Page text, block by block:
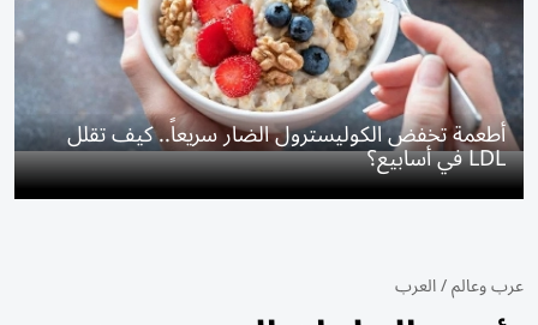
أطعمة تخفض الكوليسترول الضار سريعاً.. كيف تقلل
LDL في أسابيع؟
عرب وعالم/العرب